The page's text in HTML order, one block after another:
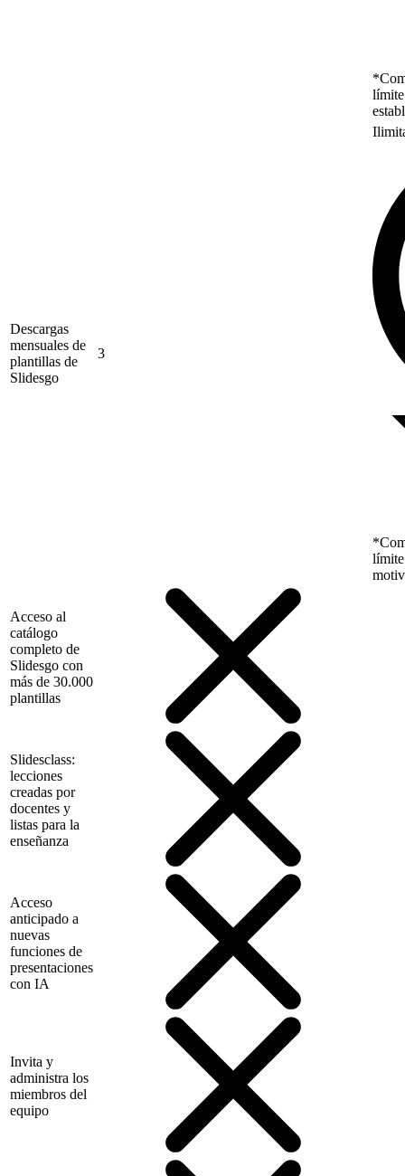
Descargas
mensuales de
plantillas de
Slidesgo
3
límite
Acceso al
catálogo
completo de
Slidesgo con
más de 30.000
plantillas
Slidesclass:
lecciones
creadas por
docentes y
listas para la
enseñanza
Acceso
anticipado a
nuevas
funciones de
presentaciones
con IA
Invita y
administra los
miembros del
equipo